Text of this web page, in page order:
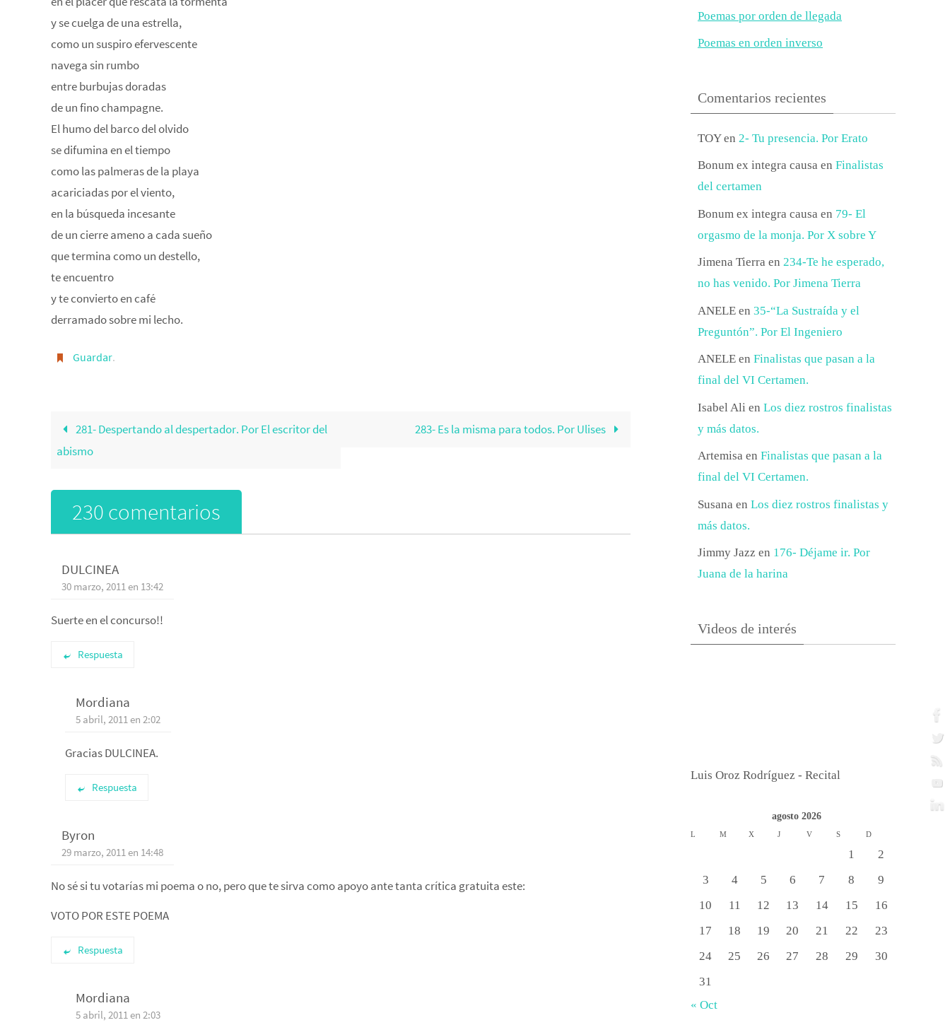
y se cuelga de una estrella,
como un suspiro efervescente
navega sin rumbo
entre burbujas doradas
de un fino champagne.
El humo del barco del olvido
se difumina en el tiempo
como las palmeras de la playa
acariciadas por el viento,
en la búsqueda incesante
de un cierre ameno a cada sueño
que termina como un destello,
te encuentro
y te convierto en café
derramado sobre mi lecho.
Guardar.
281- Despertando al despertador. Por El escritor del
abismo
283- Es la misma para todos. Por Ulises
230 comentarios
DULCINEA
30 marzo, 2011 en 13:42
Suerte en el concurso!!
Respuesta
Mordiana
5 abril, 2011 en 2:02
Gracias DULCINEA.
Respuesta
Byron
29 marzo, 2011 en 14:48
No sé si tu votarías mi poema o no, pero que te sirva como apoyo ante tanta crítica gratuita este:
VOTO POR ESTE POEMA
Respuesta
Mordiana
5 abril, 2011 en 2:03
Poemas por orden de llegada
Poemas en orden inverso
Comentarios recientes
TOYen 2- Tu presencia. Por Erato
Bonum ex integra causa en Finalistas
del certamen
Bonum ex integra causa en 79- El
orgasmo de la monja. Por X sobre Y
Jimena Tierra en 234-Te he esperado,
no has venido. Por Jimena Tierra
ANELE en 35-“La Sustraída y el
Preguntón”. Por El Ingeniero
ANELE en Finalistas que pasan a la
final del VI Certamen.
Isabel Ali en Los diez rostros finalistas
y más datos.
Artemisa en Finalistas que pasan a la
final del VI Certamen.
Susana en Los diez rostros finalistas y
más datos.
Jimmy Jazz en 176- Déjame ir. Por
Juana de la harina
Videos de interés
Luis Oroz Rodríguez - Recital
agosto 2026
L M X J V S D
1
2
3
4 5 6 7 8
9
10
11 12 13 14 15
16
17
18 19 20 21 22
23
24
25 26 27 28 29
30
31
« Oct